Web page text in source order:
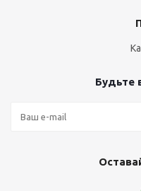
Будьте